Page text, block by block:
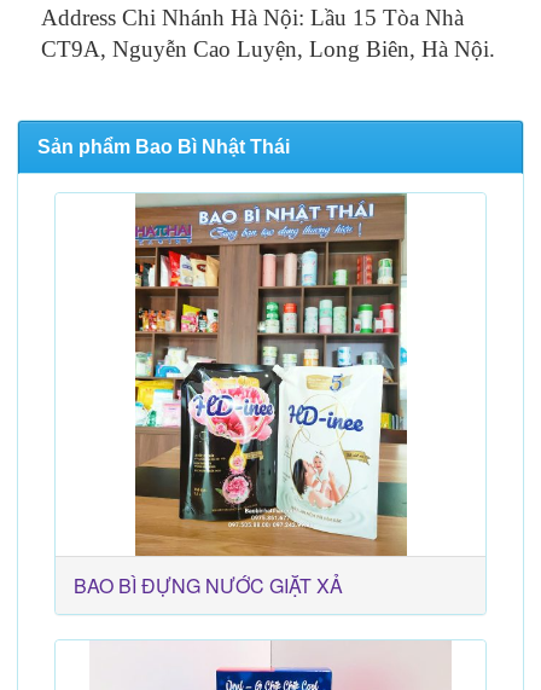
Address Chi Nhánh Hà Nội: Lầu 15 Tòa Nhà
CT9A, Nguyễn Cao Luyện, Long Biên, Hà Nội.
Sản phẩm Bao Bì Nhật Thái
BAO BÌ ĐỰNG NƯỚC GIẶT XẢ